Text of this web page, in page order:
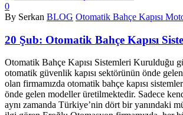
0
By Serkan BLOG Otomatik Bahçe Kapısı
20 Şub: Otomatik Bahçe Kapısı
Otomatik Bahçe Kapısı Sistemleri Kurulduğu
otomatik güvenlik kapısı sektörünün önde
olan firmamızda otomatik bahçe kapısı
önde gelen modeller üretilmektedir. Sadece
aynı zamanda Türkiye’nin dört bir yanındaki